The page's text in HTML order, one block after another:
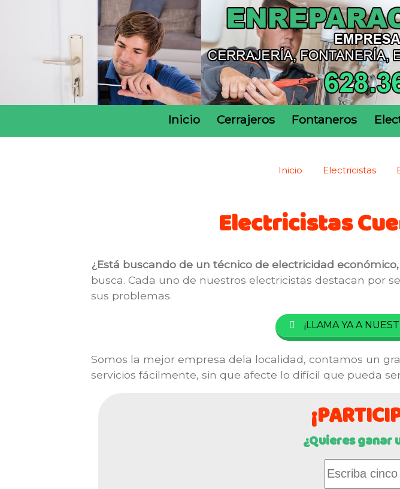
Inicio Cerrajeros Fontaneros
Inicio Electricistas
Electricistas
¿Está buscando de un técnico de electricidad
busca. Cada uno de nuestros electricistas destacan por
sus problemas.
¡LLAMA YA A
Somos la mejor empresa dela localidad, contamos un
servicios fácilmente, sin que afecte lo difícil que pueda
¿Quieres ganar